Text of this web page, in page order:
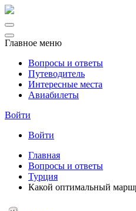
Главное меню
Вопросы и ответы
Путеводитель
Интересные места
Авиабилеты
Войти
Войти
Главная
Вопросы и ответы
Турция
Какой оптимальный